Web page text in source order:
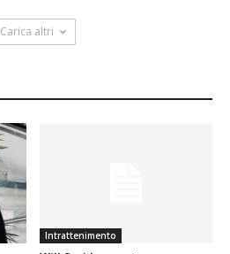
Carica altri
Intrattenimento